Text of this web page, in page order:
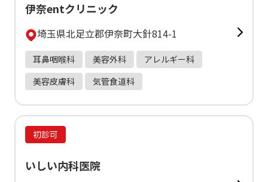
伊奈entクリニック
埼玉県北足立郡伊奈町大針814-1
耳鼻咽喉科 美容外科
アレルギー科
美容皮膚科
気管食道科
初診可
いしい内科医院